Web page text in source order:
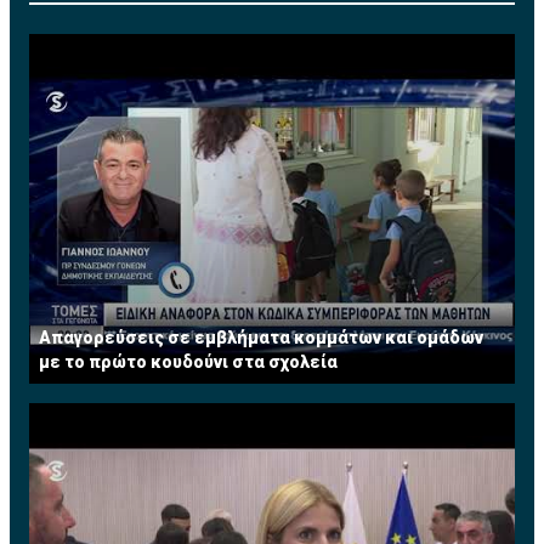
Ο Διευθυντής της Leptos Estates κος. Παντελής
προβολής και ανάδειξης όχι μόνο της εταιρείας μας
αλλά και του νησιού μας γενικότερα σε μια περίοδο
δύσκολη για τον τομέα ανάπτυξης Γης και Περιουσιών,
προσπαθώντας να ανακτήσουμε τόσο τις παλιές αλλά
και να δημιουργήσουμε επίσης νέες αγορές. Όπως έχει
προγραμματίσει η Εταιρεία μας για φέτος θα
συμμετάσχει σ’όλες τις μεγάλες κτηματικές εκθέσεις
αλλά θα οργανώσουμε και δικές μας εκθέσεις και
σεμινάρια ανά το παγκόσμιο".
Απαγορεύσεις σε εμβλήματα κομμάτων και ομάδων
με το πρώτο κουδούνι στα σχολεία